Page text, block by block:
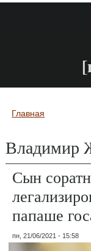
Вы здесь
Главная
Владимир
Сын
папаше
пн, 21/06/2021 - 15:58